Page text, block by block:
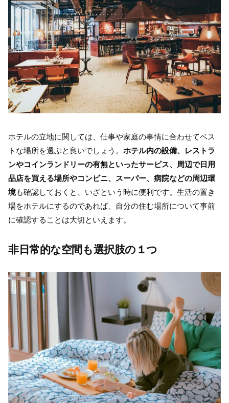
ホテルの立地に関しては、仕事や家庭の事情に合わせてベス
トな場所を選ぶと良いでしょう。 ホテル内の設備、レストラ
ンやコインランドリーの有無といったサービス、周辺で日用
品店を買える場所やコンビニ、スーパー、病院などの周辺環
境も確認しておくと、いざという時に便利です。生活の置き
場をホテルにするのであれば、自分の住む場所について事前
に確認することは大切といえます。
非日常的な空間も選択肢の１つ